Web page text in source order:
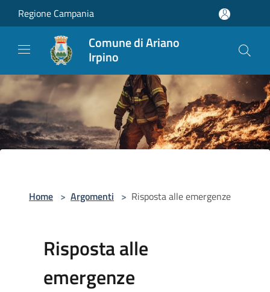
Salta al contenuto principale
Regione Campania
Comune di Ariano
Irpino
Home > Argomenti > Risposta alle emergenze
Risposta alle
emergenze